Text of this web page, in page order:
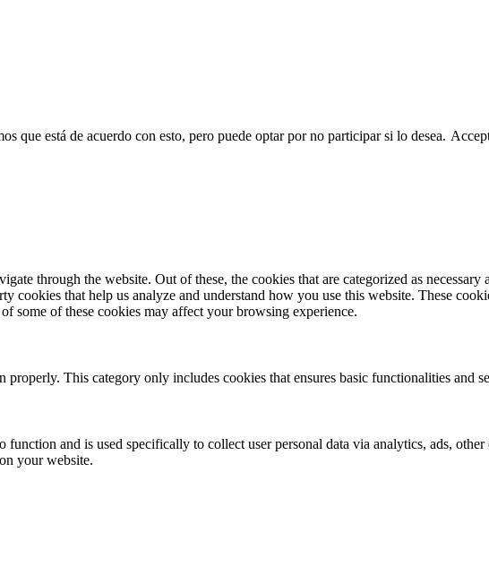
que está de acuerdo con esto, pero puede optar por no participar si lo desea.
through the website. Out of these, the cookies that are categorized as necessary
cookies that help us analyze and understand how you use this website. These
some of these cookies may affect your browsing experience.
This category only includes cookies that ensures basic functionalities and
and is used specifically to collect user personal data via analytics, ads,
your website.